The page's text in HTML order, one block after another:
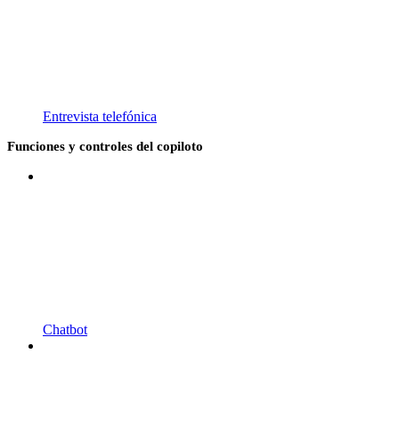
Entrevista telefónica
Funciones y controles del copiloto
Chatbot